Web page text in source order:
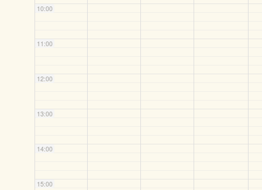
10:00
11:00
12:00
13:00
14:00
15:00